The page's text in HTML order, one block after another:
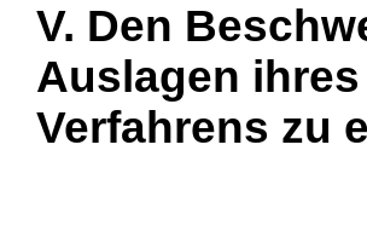
V. Den
Auslagen
Verfahrens zu